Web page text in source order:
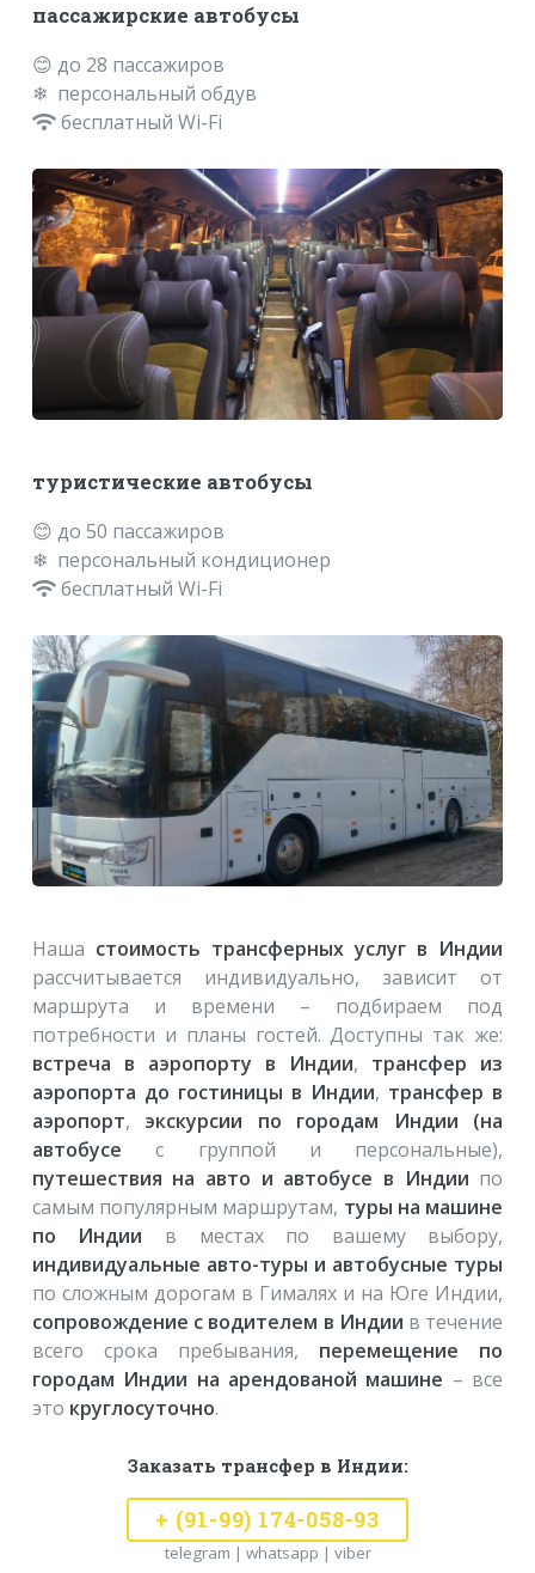
пассажирские автобусы
😊 до 28 пассажиров
❄ персональный обдув
бесплатный Wi-Fi
туристические автобусы
😊 до 50 пассажиров
❄ персональный кондиционер
бесплатный Wi-Fi
Наша стоимость трансферных услуг в Индии
рассчитывается индивидуально, зависит от
маршрута и времени – подбираем под
потребности и планы гостей. Доступны так же:
встреча в аэропорту в Индии, трансфер из
аэропорта до гостиницы в Индии, трансфер в
аэропорт, экскурсии по городам Индии (на
автобусе с группой и персональные),
путешествия на авто и автобусе в Индии по
самым популярным маршрутам, туры на машине
по Индии в местах по вашему выбору,
индивидуальные авто-туры и автобусные туры
по сложным дорогам в Гималях и на Юге Индии,
сопровождение с водителем в Индии в течение
всего срока пребывания, перемещение по
городам Индии на арендованой машине – все
это круглосуточно.
Заказать трансфер в Индии:
+ (91-99) 174-058-93
telegram | whatsapp | viber